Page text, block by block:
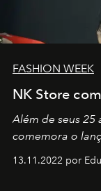
FASHION WEEK
NK Store
Além de seus 25
comemora o
13.11.2022 por